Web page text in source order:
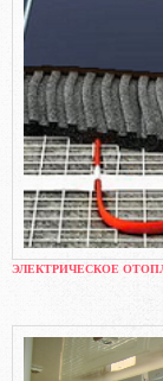
ЭЛЕКТРИЧЕСКОЕ